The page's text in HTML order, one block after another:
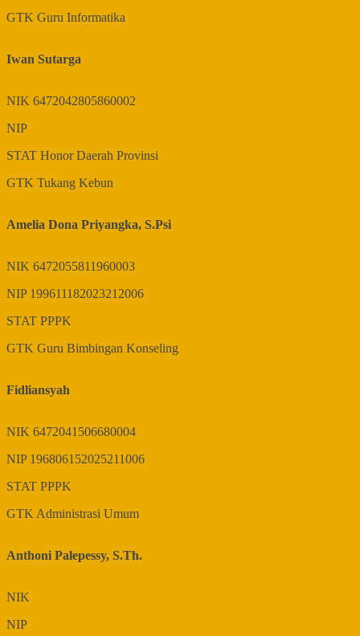
GTK Guru Informatika
Iwan Sutarga
NIK 6472042805860002
NIP
STAT Honor Daerah Provinsi
GTK Tukang Kebun
Amelia Dona Priyangka, S.Psi
NIK 6472055811960003
NIP 199611182023212006
STAT PPPK
GTK Guru Bimbingan Konseling
Fidliansyah
NIK 6472041506680004
NIP 196806152025211006
STAT PPPK
GTKAdministrasi Umum
Anthoni Palepessy, S.Th.
NIK
NIP